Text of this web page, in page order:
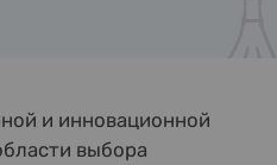
и инновационной
выбора